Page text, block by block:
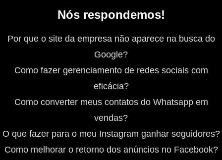
Nós respondemos!
Por que o site da empresa não aparece na busca do
Google?
Como fazer gerenciamento de redes sociais com
eficácia?
Como converter meus contatos do Whatsapp em
vendas?
O que fazer para o meu Instagram ganhar seguidores?
Como melhorar o retorno dos anúncios no Facebook?